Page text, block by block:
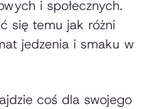
i społecznych.
się temu jak różni
jedzenia i smaku w
coś dla swojego